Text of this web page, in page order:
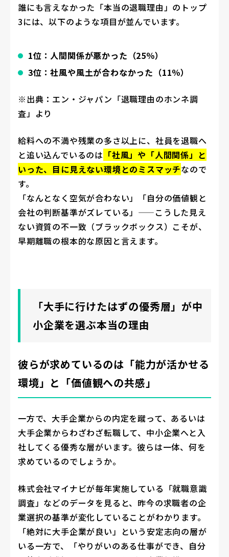
誰にも言えなかった「本当の退職理由」のトップ
3には、以下のような項目が並んでいます。
1位：人間関係が悪かった（25％）
3位：社風や風土が合わなかった（11％）
※出典：エン・ジャパン「退職理由のホンネ調
査」より
給料への不満や残業の多さ以上に、社員を退職へ
と追い込んでいるのは 「社風」や「人間関係」と
いった、目に見えない環境とのミスマッチなので
す。
「なんとなく空気が合わない」「自分の価値観と
会社の判断基準がズレている」——こうした見え
ない資質の不一致（ブラックボックス）こそが、
早期離職の根本的な原因と言えます。
「大手に行けたはずの優秀層」が中
小企業を選ぶ本当の理由
彼らが求めているのは「能力が活かせる
環境」と「価値観への共感」
一方で、大手企業からの内定を蹴って、あるいは
大手企業からわざわざ転職して、中小企業へと入
社してくる優秀な層がいます。彼らは一体、何を
求めているのでしょうか。
株式会社マイナビが毎年実施している「就職意識
調査」などのデータを見ると、昨今の求職者の企
業選択の基準が変化していることがわかります。
「絶対に大手企業が良い」という安定志向の層が
いる一方で、「やりがいのある仕事ができ、自分